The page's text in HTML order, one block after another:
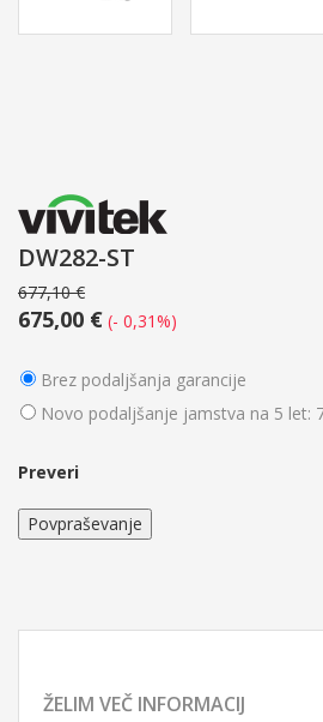
DW282-ST
677,10 €
675,00 € (- 0,31%)
Brez podaljšanja garancije
Novo podaljšanje jamstva na 5 let:
Preveri
Povpraševanje
ŽELIM VEČ INFORMACIJ